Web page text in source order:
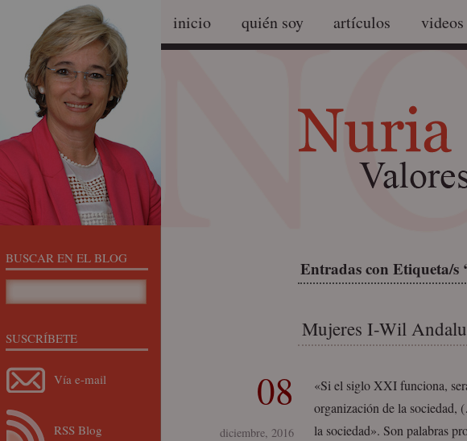
inicio quién soy artículos videos
Entradas con Etiqueta/s
Mujeres I-Wil
08
diciembre, 2016
«Si el siglo XXI funciona,
organización de la sociedad,
la sociedad». Son palabras
BUSCAR EN EL BLOG
SUSCRÍBETE
Vía e-mail
RSS Blog